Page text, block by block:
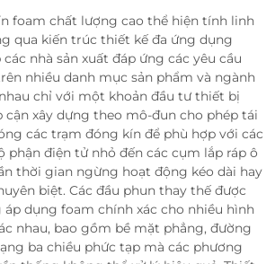
foam chất lượng cao thể hiện tính linh
qua kiến trúc thiết kế đa ứng dụng
nhà sản xuất đáp ứng các yêu cầu
nhiều danh mục sản phẩm và ngành
chỉ với một khoản đầu tư thiết bị
cận xây dựng theo mô-đun cho phép tái
các trạm đóng kín để phù hợp với các
phận điện tử nhỏ đến các cụm lắp ráp ô
thời gian ngừng hoạt động kéo dài hay
biệt. Các đầu phun thay thế được
áp dụng foam chính xác cho nhiều hình
nhau, bao gồm bề mặt phẳng, đường
ba chiều phức tạp mà các phương